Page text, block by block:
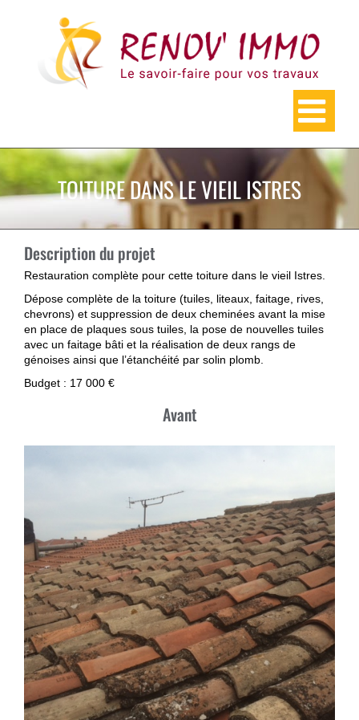
TOITURE DANS LE VIEIL ISTRES
Description du projet
Restauration complète pour cette toiture dans le vieil Istres.
Dépose complète de la toiture (tuiles, liteaux, faitage, rives,
chevrons) et suppression de deux cheminées avant la mise
en place de plaques sous tuiles, la pose de nouvelles tuiles
avec un faitage bâti et la réalisation de deux rangs de
génoises ainsi que l’étanchéité par solin plomb.
Budget : 17 000 €
Avant